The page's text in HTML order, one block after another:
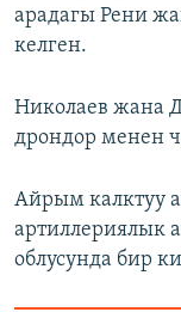
арадагы Рени
келген.
Николаев жана
дрондор менен
Айрым калктуу
артиллериялык
облусунда бир